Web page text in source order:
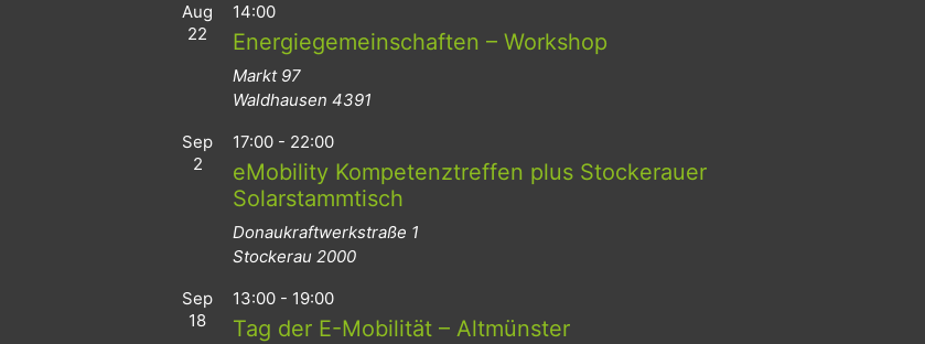
Aug
22
14:00
Energiegemeinschaften – Workshop
Markt 97
Waldhausen 4391
Sep
2
17:00 - 22:00
eMobility Kompetenztreffen plus Stockerauer
Solarstammtisch
Donaukraftwerkstraße 1
Stockerau 2000
Sep
18
13:00 - 19:00
Tag der E-Mobilität – Altmünster